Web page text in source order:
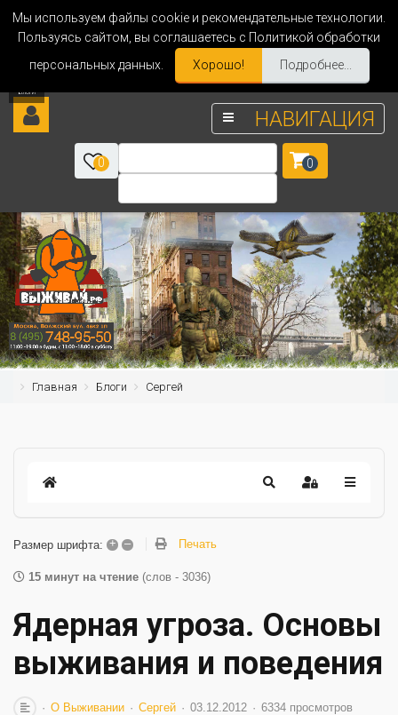
Мы используем файлы cookie и рекомендательные технологии.
Пользуясь сайтом, вы соглашаетесь с Политикой обработки
персональных данных.
Хорошо! Подробнее...
НАВИГАЦИЯ
0 0
Главная Блоги Сергей
Размер шрифта: + – Печать
15 минут на чтение (слов - 3036)
Ядерная угроза. Основы
выживания и поведения
О Выживании Сергей 03.12.2012
6334 просмотров